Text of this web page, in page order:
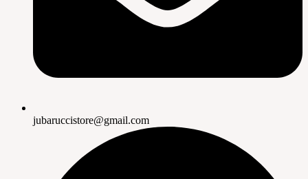
jubaruccistore@gmail.com